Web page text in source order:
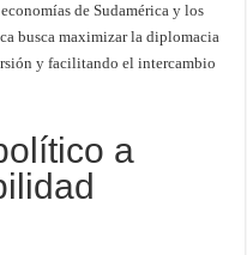
de Sudamérica y los
busca maximizar la diplomacia
y facilitando el intercambio
a